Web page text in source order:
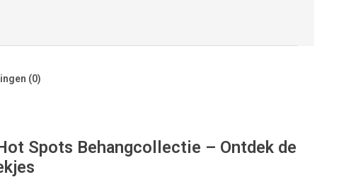
(0)
Spots Behangcollectie – Ontdek de